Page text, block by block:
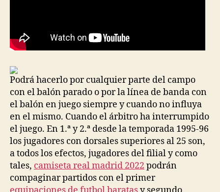
Podrá hacerlo por cualquier parte del campo
con el balón parado o por la línea de banda con
el balón en juego siempre y cuando no influya
en el mismo. Cuando el árbitro ha interrumpido
el juego. En 1.ª y 2.ª desde la temporada 1995-96
los jugadores con dorsales superiores al 25 son,
a todos los efectos, jugadores del filial y como
tales, camiseta real madrid 2022 podrán
compaginar partidos con el primer